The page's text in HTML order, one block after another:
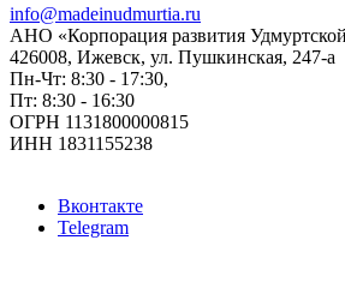
info@madeinudmurtia.ru
АНО «Корпорация развития
426008, Ижевск, ул. Пушкинская, 247-а
Пн-Чт: 8:30 - 17:30,
Пт: 8:30 - 16:30
ОГРН 1131800000815
ИНН 1831155238
Вконтакте
Telegram